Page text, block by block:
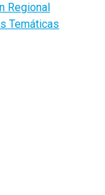
Regional
Temáticas